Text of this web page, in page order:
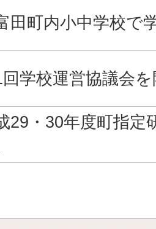
田町内小中学校で
学校運営協議会
29・30年度町指定